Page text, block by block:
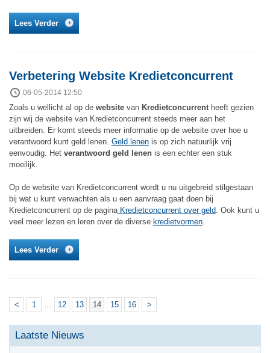
Lees Verder
Verbetering Website Kredietconcurrent
06-05-2014 12:50
Zoals u wellicht al op de website van Kredietconcurrent heeft gezien
zijn wij de website van Kredietconcurrent steeds meer aan het
uitbreiden. Er komt steeds meer informatie op de website over hoe u
verantwoord kunt geld lenen. Geld lenen is op zich natuurlijk vrij
eenvoudig. Het verantwoord geld lenen is een echter een stuk
moeilijk.
Op de website van Kredietconcurrent wordt u nu uitgebreid stilgestaan
bij wat u kunt verwachten als u een aanvraag gaat doen bij
Kredietconcurrent op de paginaKredietconcurrent over geld. Ook kunt u
veel meer lezen en leren over de diverse kredietvormen.
Lees Verder
< 1 12 13 14 15 16 >
Laatste Nieuws